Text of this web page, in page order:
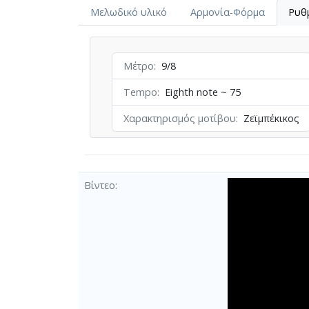
Μελωδικό υλικό Αρμονία-Φόρμα
Μέτρο
9/8
Tempo
Eighth note ~ 75
Χαρακτηρισμός μοτίβου
Ζεϊμπέκικος
Βίντεο